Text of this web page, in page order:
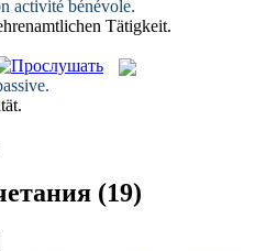
activité bénévole.
Tätigkeit.
.
(19)